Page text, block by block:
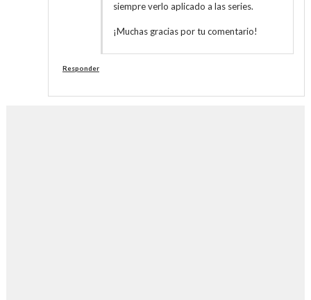
siempre verlo aplicado a las series.
¡Muchas gracias por tu comentario!
Responder